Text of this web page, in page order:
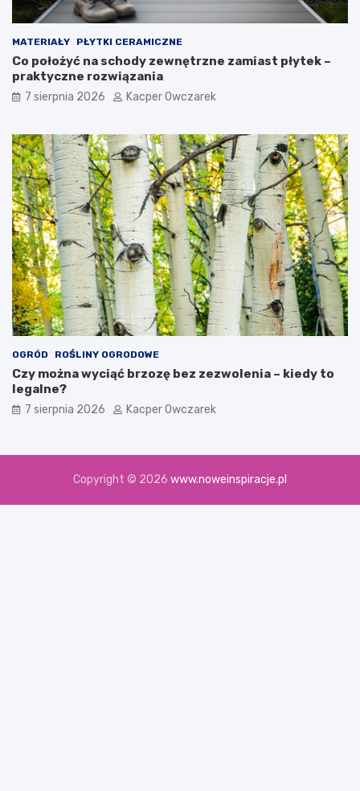
MATERIAŁY PŁYTKI CERAMICZNE
Co położyć na schody zewnętrzne zamiast płytek –
praktyczne rozwiązania
7 sierpnia 2026 Kacper Owczarek
OGRÓD ROŚLINY OGRODOWE
Czy można wyciąć brzozę bez zezwolenia – kiedy to
legalne?
7 sierpnia 2026 Kacper Owczarek
Copyright © 2026 www.noweinspiracje.pl